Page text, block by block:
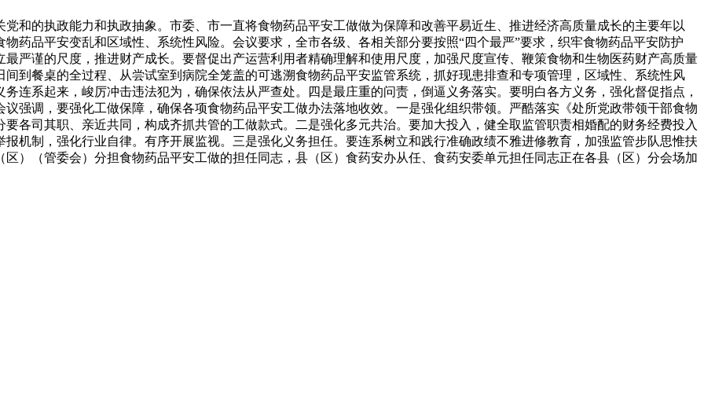
的执政能力和执政抽象。市委、市一直将食物药品平安工做做为保障和改善平易近生、推进经济高质量成长的主要年以
药品平安变乱和区域性、系统性风险。会议要求，全市各级、各相关部分要按照“四个最严”要求，织牢食物药品平安防护
严谨的尺度，推进财产成长。要督促出产运营利用者精确理解和使用尺度，加强尺度宣传、鞭策食物和生物医药财产高质量
到餐桌的全过程、从尝试室到病院全笼盖的可逃溯食物药品平安监管系统，抓好现患排查和专项管理，区域性、系统性风
连系起来，峻厉冲击违法犯为，确保依法从严查处。四是最庄重的问责，倒逼义务落实。要明白各方义务，强化督促指点，
强调，要强化工做保障，确保各项食物药品平安工做办法落地收效。一是强化组织带领。严酷落实《处所党政带领干部食物
各司其职、亲近共同，构成齐抓共管的工做款式。二是强化多元共治。要加大投入，健全取监管职责相婚配的财务经费投入
机制，强化行业自律。有序开展监视。三是强化义务担任。要连系树立和践行准确政绩不雅进修教育，加强监管步队思惟扶
）（管委会）分担食物药品平安工做的担任同志，县（区）食药安办从任、食药安委单元担任同志正在各县（区）分会场加